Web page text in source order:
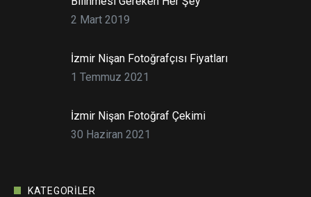
2 Mart 2019
İzmir Nişan Fotoğrafçısı Fiyatları
1 Temmuz 2021
İzmir Nişan Fotoğraf Çekimi
30 Haziran 2021
KATEGORILER